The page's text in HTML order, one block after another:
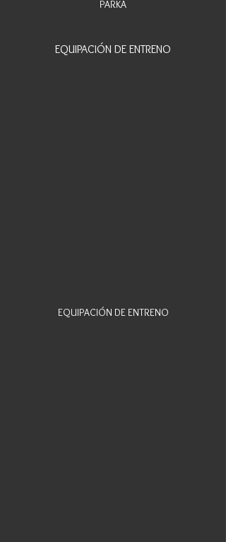
PARKA
EQUIPACIÓN DE ENTRENO
EQUIPACIÓN DE ENTRENO